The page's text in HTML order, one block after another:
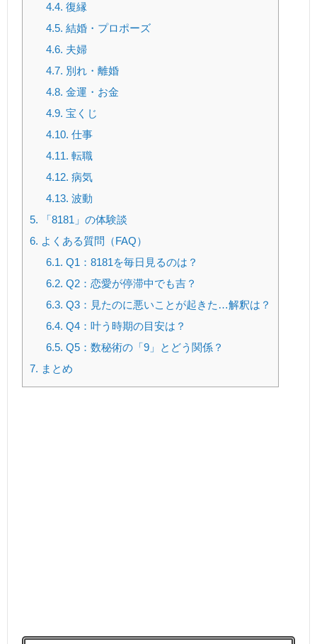
4.4. 復縁
4.5. 結婚・プロポーズ
4.6. 夫婦
4.7. 別れ・離婚
4.8. 金運・お金
4.9. 宝くじ
4.10. 仕事
4.11. 転職
4.12. 病気
4.13. 波動
5. 「8181」の体験談
6. よくある質問（FAQ）
6.1. Q1：8181を毎日見るのは？
6.2. Q2：恋愛が停滞中でも吉？
6.3. Q3：見たのに悪いことが起きた…解釈は？
6.4. Q4：叶う時期の目安は？
6.5. Q5：数秘術の「9」とどう関係？
7. まとめ